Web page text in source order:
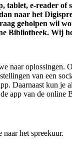
tablet, e-reader of
naar het
geholpen wil
Bibliotheek. Wij
naar oplossingen.
van een
Daarnaast kun je
app van de online
het spreekuur.